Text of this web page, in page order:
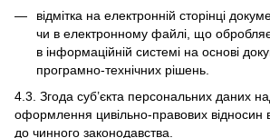
відмітка на електронній сторінці
чи в електронному файлі, що
в інформаційній системі на основі
програмно-технічних рішень.
4.3. Згода суб’єкта персональних даних
оформлення цивільно-правових відносин
до чинного законодавства.